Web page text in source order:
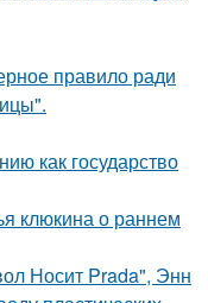
правило ради
как государство
клюкина о раннем
Носит Prada", Энн